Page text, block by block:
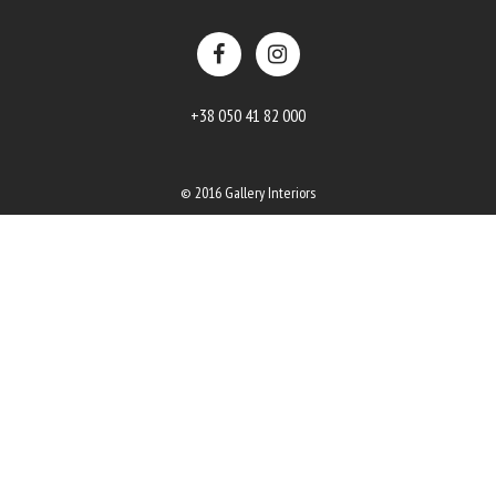
+38 050 41 82 000
© 2016 Gallery Interiors